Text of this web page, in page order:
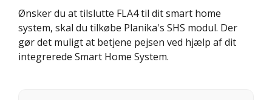
Ønsker du at tilslutte FLA4 til dit smart home
system, skal du tilkøbe Planika's SHS modul. Der
gør det muligt at betjene pejsen ved hjælp af dit
integrerede Smart Home System.